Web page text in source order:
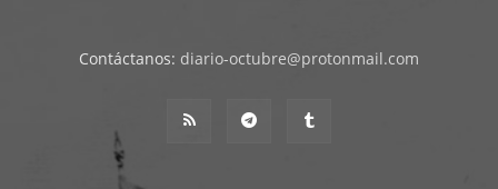
Contáctanos: diario-octubre@protonmail.com